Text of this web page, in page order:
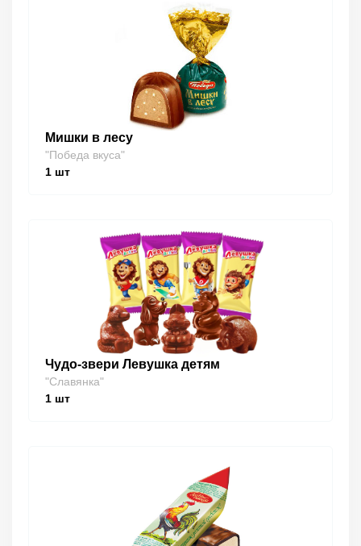
Мишки в лесу
"Победа вкуса"
1 шт
Чудо-звери Левушка детям
"Славянка"
1 шт